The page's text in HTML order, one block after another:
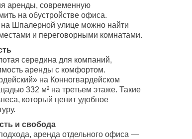
аренды, современную
на обустройстве офиса.
Шпалерной улице можно найти
и переговорными комнатами.
середина для компаний,
аренды с комфортом.
на Конногвардейском
332 м² на третьем этаже. Такие
который ценит удобное
и свобода
аренда отдельного офиса —